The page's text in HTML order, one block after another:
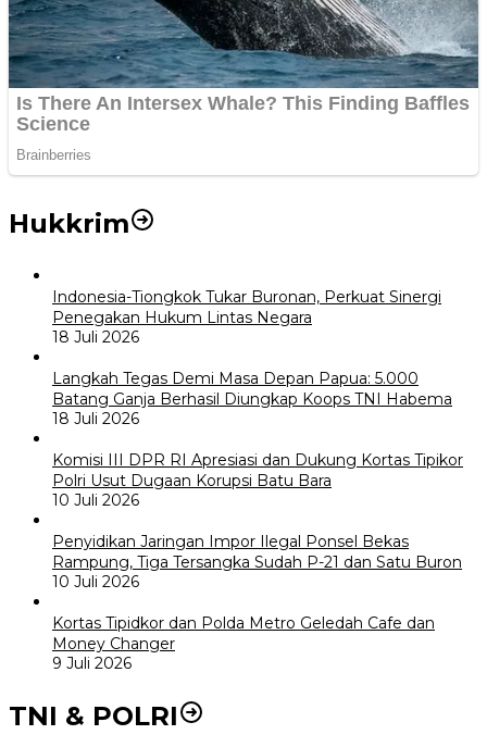
Hukkrim
Indonesia-Tiongkok Tukar Buronan, Perkuat Sinergi
Penegakan Hukum Lintas Negara
18 Juli 2026
Langkah Tegas Demi Masa Depan Papua: 5.000
Batang Ganja Berhasil Diungkap Koops TNI Habema
18 Juli 2026
Komisi III DPR RI Apresiasi dan Dukung Kortas Tipikor
Polri Usut Dugaan Korupsi Batu Bara
10 Juli 2026
Penyidikan Jaringan Impor Ilegal Ponsel Bekas
Rampung, Tiga Tersangka Sudah P-21 dan Satu Buron
10 Juli 2026
Kortas Tipidkor dan Polda Metro Geledah Cafe dan
Money Changer
9 Juli 2026
TNI & POLRI